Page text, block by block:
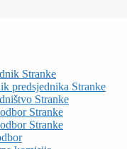
Stranke
predsjednika Stranke
Stranke
Stranke
Stranke